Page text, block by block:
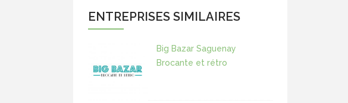
ENTREPRISES SIMILAIRES
Big Bazar Saguenay
Brocante et rétro